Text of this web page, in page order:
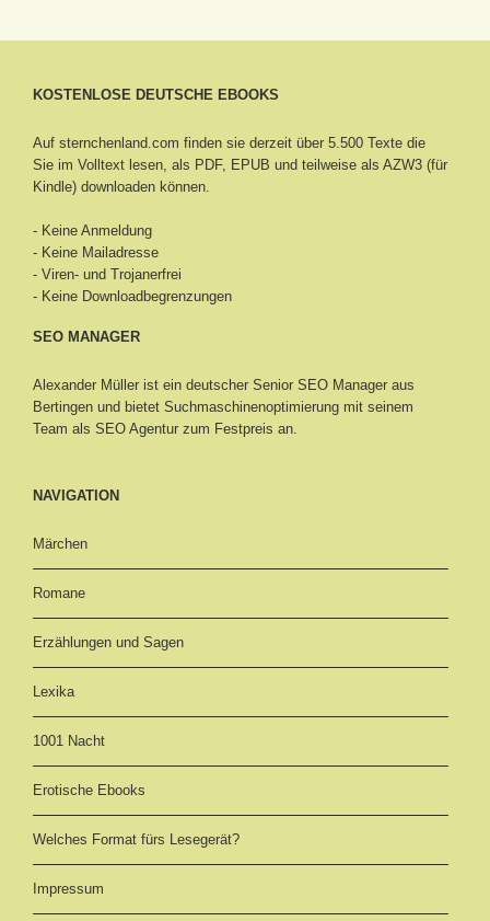
KOSTENLOSE DEUTSCHE EBOOKS
Auf sternchenland.com finden sie derzeit über 5.500 Texte die
Sie im Volltext lesen, als PDF, EPUB und teilweise als AZW3 (für
Kindle) downloaden können.
- Keine Anmeldung
- Keine Mailadresse
- Viren- und Trojanerfrei
- Keine Downloadbegrenzungen
SEO MANAGER
Alexander Müller ist ein deutscher Senior SEO Manager aus
Bertingen und bietet Suchmaschinenoptimierung mit seinem
Team als SEO Agentur zum Festpreis an.
NAVIGATION
Märchen
Romane
Erzählungen und Sagen
Lexika
1001 Nacht
Erotische Ebooks
Welches Format fürs Lesegerät?
Impressum